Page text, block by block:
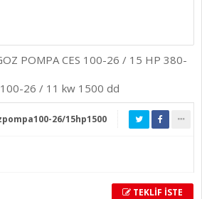
POMPA CES 100-26 / 15 HP 380-
26 / 11 kw 1500 dd
26/15hp1500
TEKLİF İSTE